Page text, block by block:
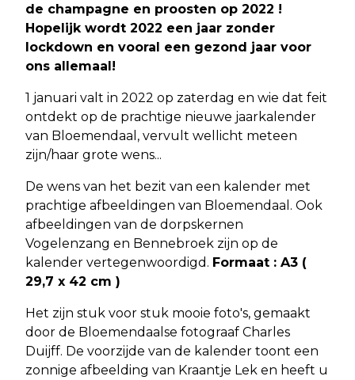
de champagne en proosten op 2022 !
Hopelijk wordt 2022 een jaar zonder
lockdown en vooral een gezond jaar voor
ons allemaal!
1 januari valt in 2022 op zaterdag en wie dat feit
ontdekt op de prachtige nieuwe jaarkalender
van Bloemendaal, vervult wellicht meteen
zijn/haar grote wens...
De wens van het bezit van een kalender met
prachtige afbeeldingen van Bloemendaal. Ook
afbeeldingen van de dorpskernen
Vogelenzang en Bennebroek zijn op de
kalender vertegenwoordigd. Formaat : A3 (
29,7 x 42 cm )
Het zijn stuk voor stuk mooie foto's, gemaakt
door de Bloemendaalse fotograaf Charles
Duijff. De voorzijde van de kalender toont een
zonnige afbeelding van Kraantje Lek en heeft u